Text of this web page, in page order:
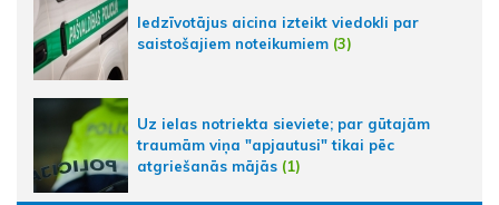
Iedzīvotājus aicina izteikt viedokli par
saistošajiem noteikumiem (3)
Uz ielas notriekta sieviete; par gūtajām
traumām viņa "apjautusi" tikai pēc
atgriešanās mājās (1)